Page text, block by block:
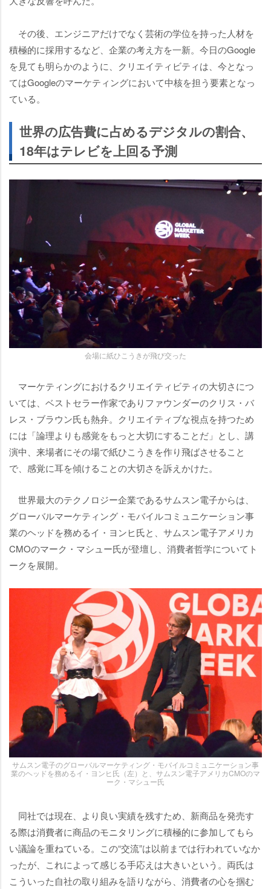
その後、エンジニアだけでなく芸術の学位を持った人材を
積極的に採用するなど、企業の考え方を一新。今日のGoogle
を見ても明らかのように、クリエイティビティは、今となっ
てはGoogleのマーケティングにおいて中核を担う要素となっ
ている。
世界の広告費に占めるデジタルの割合、
18年はテレビを上回る予測
会場に紙ひこうきが飛び交った
マーケティングにおけるクリエイティビティの大切さにつ
いては、ベストセラー作家でありファウンダーのクリス・バ
レス・ブラウン氏も熱弁。クリエイティブな視点を持つため
には「論理よりも感覚をもっと大切にすることだ」とし、講
演中、来場者にその場で紙ひこうきを作り飛ばさせること
で、感覚に耳を傾けることの大切さを訴えかけた。
世界最大のテクノロジー企業であるサムスン電子からは、
グローバルマーケティング・モバイルコミュニケーション事
業のヘッドを務めるイ・ヨンヒ氏と、サムスン電子アメリカ
CMOのマーク・マシュー氏が登壇し、消費者哲学についてト
ークを展開。
サムスン電子のグローバルマーケティング・モバイルコミュニケーション事
業のヘッドを務めるイ・ヨンヒ氏（左）と、サムスン電子アメリカCMOのマ
ーク・マシュー氏
同社では現在、より良い実績を残すため、新商品を発売す
る際は消費者に商品のモニタリングに積極的に参加してもら
い議論を重ねている。この“交流”は以前までは行われていなか
ったが、これによって感じる手応えは大きいという。両氏は
こういった自社の取り組みを語りながら、消費者の心を掴む